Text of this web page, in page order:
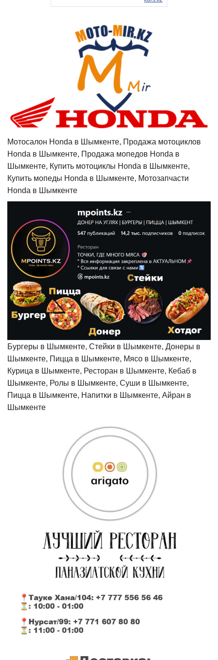
Мотосалон Honda в Шымкенте, Продажа мотоциклов
Honda в Шымкенте, Продажа мопедов Honda в
Шымкенте, Купить мотоциклы Honda в Шымкенте,
Купить мопеды Honda в Шымкенте, Мотозапчасти
Honda в Шымкенте
Бургеры в Шымкенте, Стейки в Шымкенте, Донеры в
Шымкенте, Пицца в Шымкенте, Мясо в Шымкенте,
Курица в Шымкенте, Ресторан в Шымкенте, Кебаб в
Шымкенте, Ролы в Шымкенте, Суши в Шымкенте,
Пицца в Шымкенте, Напитки в Шымкенте, Айран в
Шымкенте